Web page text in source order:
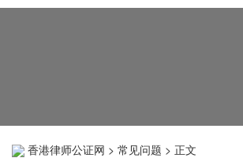
香港律师公证网 > 常见问题 > 正文